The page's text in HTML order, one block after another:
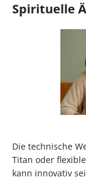
Spirituelle
Die technische
Titan oder
kann innovativ